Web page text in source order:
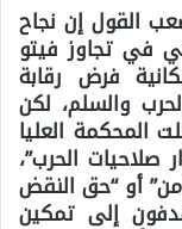
القول إن نجاح
في تجاوز فيتو
فرض رقابة
والسلم، لكن
صدر عام 1983، أبطلت المحكمة العليا
صلاحيات الحرب”،
أو “حق النقض
إلى تمكين